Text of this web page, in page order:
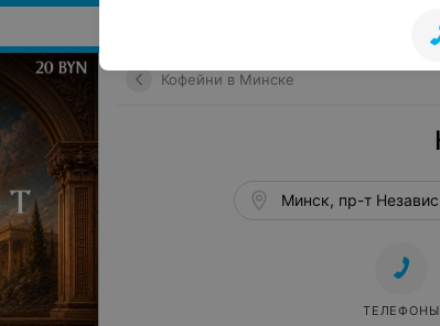
Кофейни в Минске
Минск, пр-т
ТЕЛЕФОНЫ